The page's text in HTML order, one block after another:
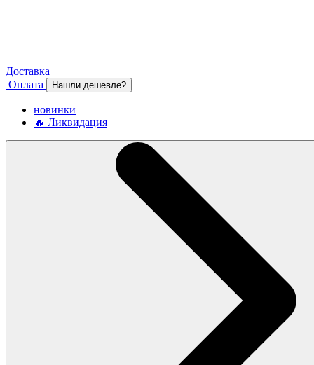
Доставка
Оплата
Нашли дешевле?
новинки
🔥 Ликвидация